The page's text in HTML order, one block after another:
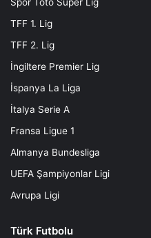
TFF 1. Lig
TFF 2. Lig
İngiltere Premier Lig
İspanya La Liga
İtalya Serie A
Fransa Ligue 1
Almanya Bundesliga
UEFA Şampiyonlar Ligi
Avrupa Ligi
Türk Futbolu